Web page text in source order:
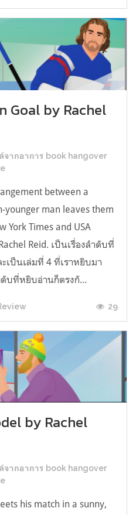
Goal by Rachel
จากอาการ book hangover
between a
younger man leaves them
York Times and USA
Reid. เป็นเรื่องลำดับที่
เป็นเล่มที่ 4 ที่เราหยิบมา
บที่หยิบอ่านก็ตรงกั...
29
by Rachel
จากอาการ book hangover
his match in a sunny,